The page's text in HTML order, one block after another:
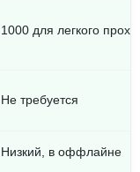
1000 для легкого
Не требуется
Низкий, в оффлайне